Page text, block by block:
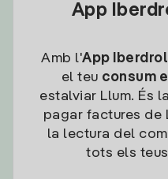
App
Amb l'App
el teu consum
estalviar Llum. És
pagar factures de
la lectura del
tots els